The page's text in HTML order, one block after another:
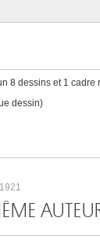
8 dessins et 1 cadre
dessin)